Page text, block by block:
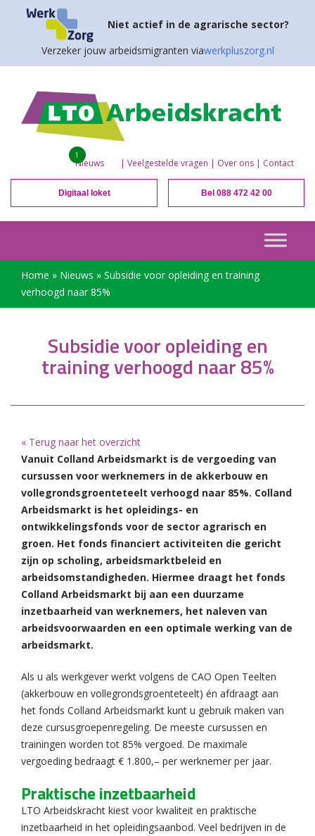
Niet actief in de agrarische sector?
Verzeker jouw arbeidsmigranten viawerkpluszorg.nl
Nieuws
1
| Veelgestelde vragen | Over ons | Contact
Digitaal loket Bel 088 472 42 00
Home » Nieuws » Subsidie voor opleiding en training
verhoogd naar 85%
Subsidie voor opleiding en
training verhoogd naar 85%
« Terug naar het overzicht
Vanuit Colland Arbeidsmarkt is de vergoeding van
cursussen voor werknemers in de akkerbouw en
vollegrondsgroenteteelt verhoogd naar 85%. Colland
Arbeidsmarkt is het opleidings- en
ontwikkelingsfonds voor de sector agrarisch en
groen. Het fonds financiert activiteiten die gericht
zijn op scholing, arbeidsmarktbeleid en
arbeidsomstandigheden. Hiermee draagt het fonds
Colland Arbeidsmarkt bij aan een duurzame
inzetbaarheid van werknemers, het naleven van
arbeidsvoorwaarden en een optimale werking van de
arbeidsmarkt.
Als u als werkgever werkt volgens de CAO Open Teelten
(akkerbouw en vollegrondsgroenteteelt) én afdraagt aan
het fonds Colland Arbeidsmarkt kunt u gebruik maken van
deze cursusgroepenregeling. De meeste cursussen en
trainingen worden tot 85% vergoed. De maximale
vergoeding bedraagt € 1.800,– per werknemer per jaar.
Praktische inzetbaarheid
LTO Arbeidskracht kiest voor kwaliteit en praktische
inzetbaarheid in het opleidingsaanbod. Veel bedrijven in de